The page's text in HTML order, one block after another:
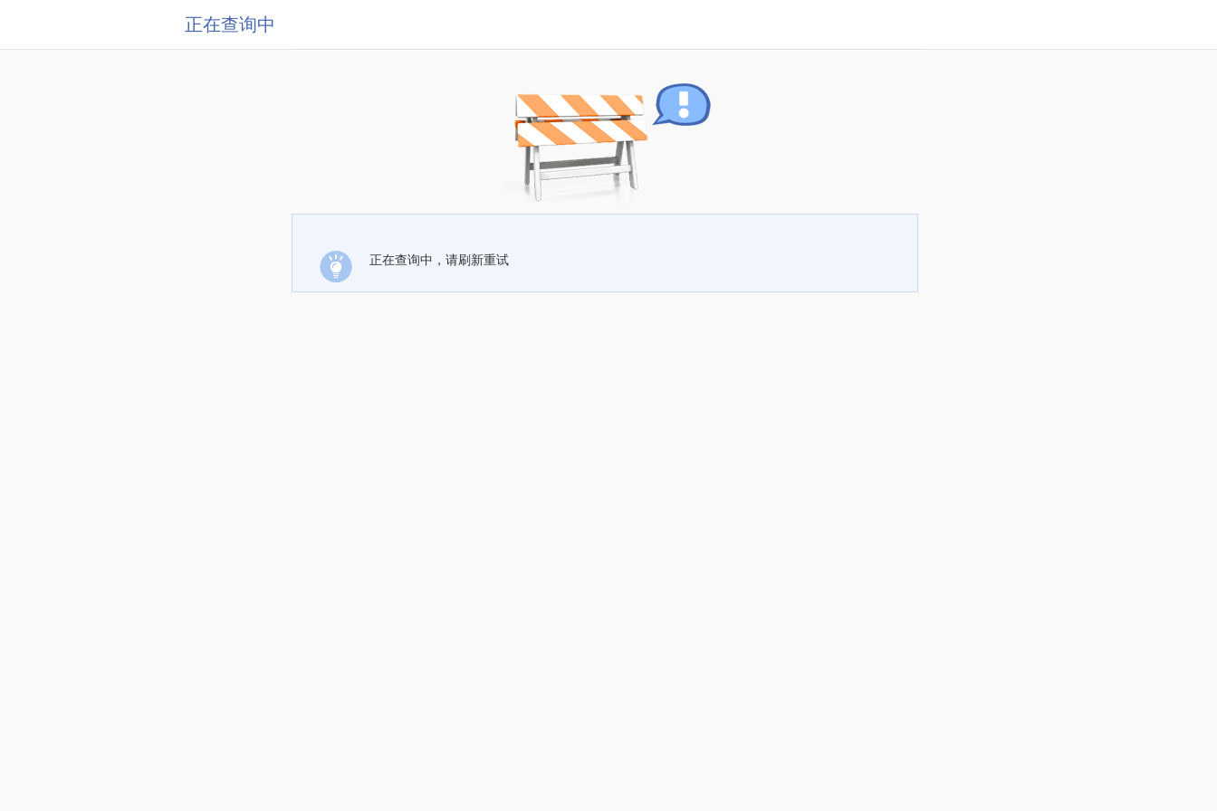
正在查询中
正在查询中，请刷新重试